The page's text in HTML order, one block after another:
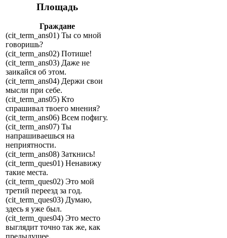
Площадь
Граждане
(cit_term_ans01) Ты со мной
говоришь?
(cit_term_ans02) Потише!
(cit_term_ans03) Даже не
заикайся об этом.
(cit_term_ans04) Держи свои
мысли при себе.
(cit_term_ans05) Кто
спрашивал твоего мнения?
(cit_term_ans06) Всем пофигу.
(cit_term_ans07) Ты
напрашиваешься на
неприятности.
(cit_term_ans08) Заткнись!
(cit_term_ques01) Ненавижу
такие места.
(cit_term_ques02) Это мой
третий переезд за год.
(cit_term_ques03) Думаю,
здесь я уже был.
(cit_term_ques04) Это место
выглядит точно так же, как